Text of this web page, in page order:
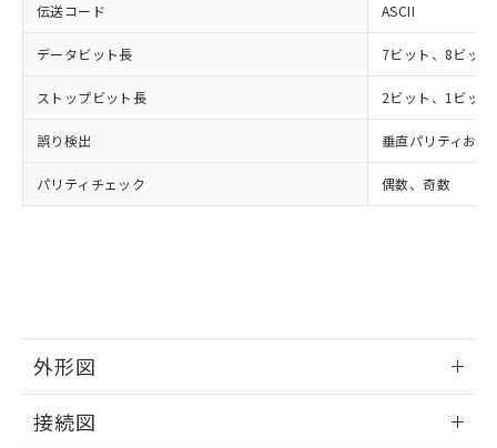
伝送コード ASCII
データビット長 7ビット、8ビット
ストップビット長 2ビット、1ビット
誤り検出 垂直パリティおよ
パリティチェック 偶数、奇数
外形図
接続図
荷製品に未対応品が混在することから備考
欄に対応日を記載しておりました。
既に当社にて対応品への在庫切替を完了
していることから、特段のことがない限
り、2022年1月12日より割愛しておりま
す。